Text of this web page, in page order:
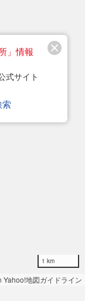
1 km
Yahoo!地図ガイドライン
」情報
式サイト
索